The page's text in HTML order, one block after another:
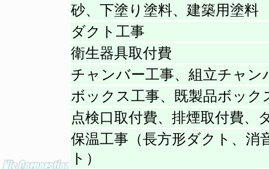
砂、下塗り塗料、建築用塗料
ダクト工事
衛生器具取付費
チャンバー工事、組立チャン
ボックス工事、既製品ボック
点検口取付費、排煙取付費、
保温工事（長方形ダクト、消
ト）